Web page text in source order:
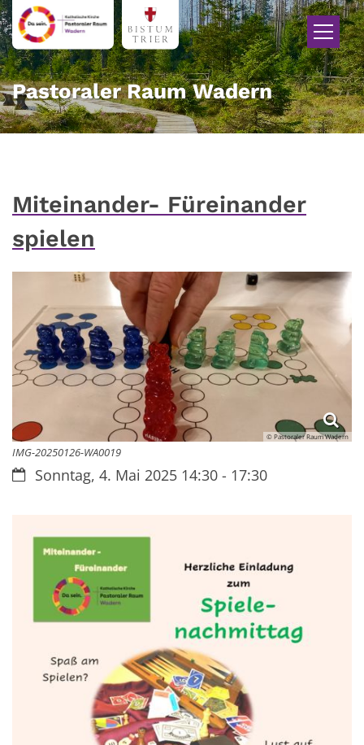
Zum Inhalt springen
Pastoraler Raum Wadern
Miteinander- Füreinander
spielen
© Pastoraler Raum Wadern
IMG-20250126-WA0019
Datum:Sonntag, 4. Mai 2025 14:30 - 17:30